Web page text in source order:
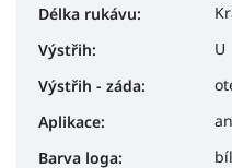
Délka rukávu:
Výstřih:
U
Výstřih - záda:
Aplikace:
Barva loga: